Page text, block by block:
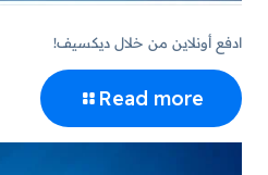
ادفع أونلاين من خلال ديكسيف!
Read more